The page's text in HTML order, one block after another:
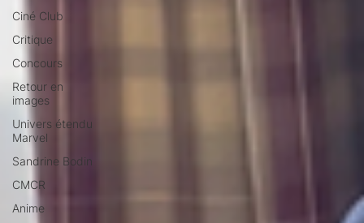
Ciné Club
Critique
Concours
Retour en
images
Univers étendu
Marvel
Sandrine Bodin
CMCR
Anime